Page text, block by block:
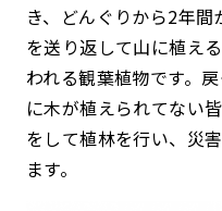
き、どんぐりから2年
を送り返して山に植え
われる観葉植物です。
に木が植えられてない
をして植林を行い、災
ます。